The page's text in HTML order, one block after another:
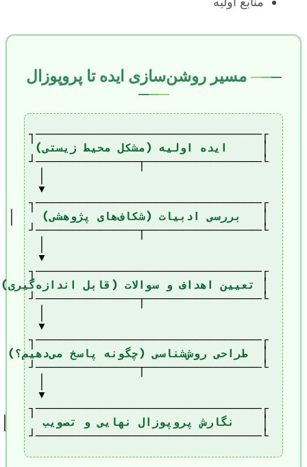
─
─ مسیر روشن‌سازی ایده تا پروپوزال
─
─
│
ایده اولیه (مشکل محیط زیستی)
│
بررسی ادبیات (شکاف‌های پژوهشی)
تعیین اهداف و سوالات (قابل اندازه‌گیری)
│
طراحی روش‌شناسی (چگونه پاسخ می‌دهیم؟)
│
نگارش پروپوزال نهایی و تصویب
└─────────────────────────────────┘